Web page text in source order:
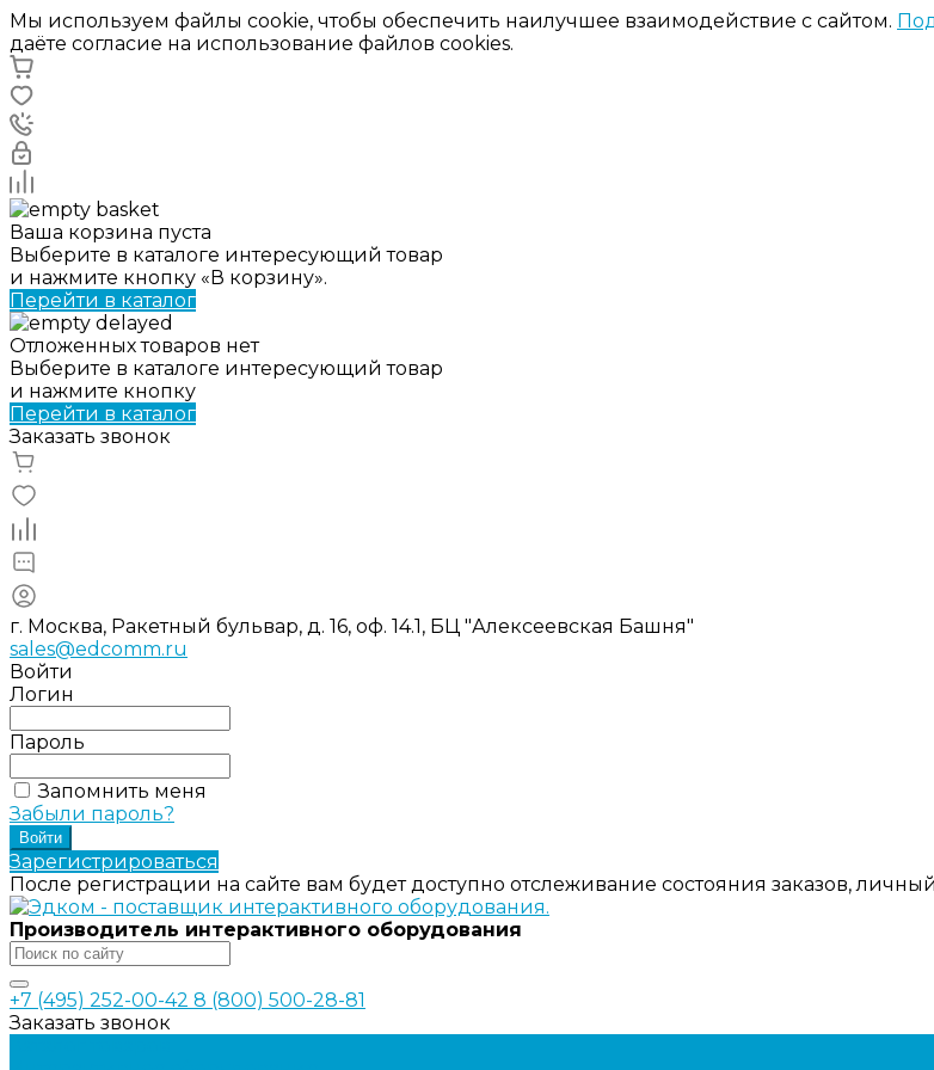
Мы используем файлы cookie, чтобы обеспечить наилучшее взаимодействие с сайтом.
даёте согласие на использование файлов cookies.
Ваша корзина пуста
Выберите в каталоге интересующий товар
и нажмите кнопку «В корзину».
Перейти в каталог
Отложенных товаров нет
Выберите в каталоге интересующий товар
и нажмите кнопку
Перейти в каталог
Заказать звонок
г. Москва, Ракетный бульвар, д. 16, оф. 14.1, БЦ "Алексеевская Башня"
sales@edcomm.ru
Войти
Логин
Пароль
Запомнить меня
Забыли пароль?
Зарегистрироваться
После регистрации на сайте вам будет доступно отслеживание состояния заказов,
Производитель интерактивного оборудования
+7 (495) 252-00-42 8 (800) 500-28-81
Заказать звонок